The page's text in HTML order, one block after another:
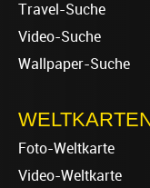
Travel-Suche
Video-Suche
Wallpaper-Suche
Foto-Weltkarte
Video-Weltkarte